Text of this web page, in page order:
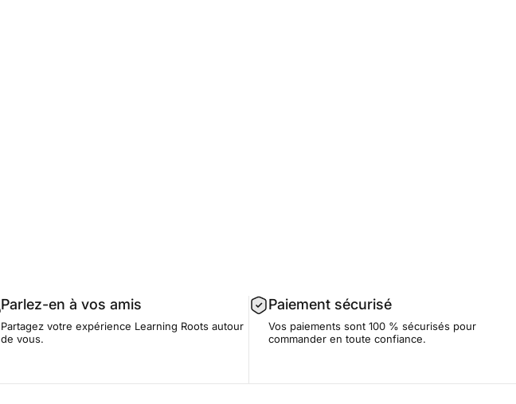
Parlez-en à vos amis
Partagez votre expérience Learning Roots autour
de vous.
Paiement sécurisé
Vos paiements sont 100 % sécurisés pour
commander en toute confiance.